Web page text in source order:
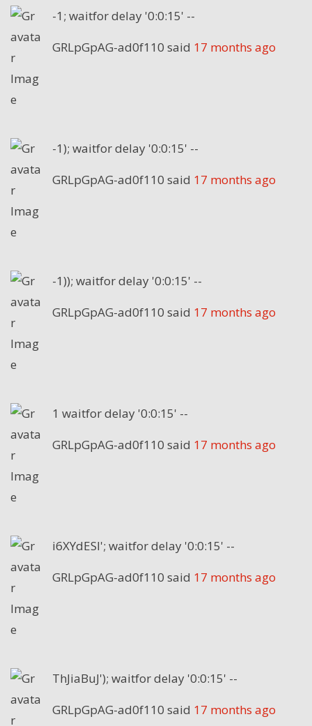
-1; waitfor delay '0:0:15' --
GRLpGpAG-ad0f110 said 17 months ago
-1); waitfor delay '0:0:15' --
GRLpGpAG-ad0f110 said 17 months ago
-1)); waitfor delay '0:0:15' --
GRLpGpAG-ad0f110 said 17 months ago
1 waitfor delay '0:0:15' --
GRLpGpAG-ad0f110 said 17 months ago
i6XYdESI'; waitfor delay '0:0:15' --
GRLpGpAG-ad0f110 said 17 months ago
ThJiaBuJ'); waitfor delay '0:0:15' --
GRLpGpAG-ad0f110 said 17 months ago